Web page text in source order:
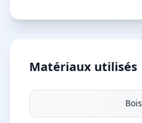
Matériaux utilisés
Bois